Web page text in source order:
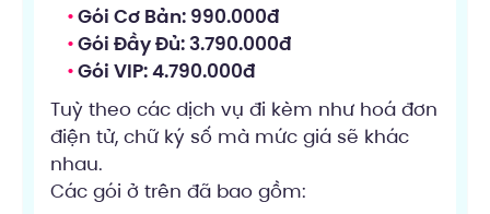
Gói Cơ Bản: 990.000đ
Gói Đầy Đủ: 3.790.000đ
Gói VIP: 4.790.000đ
Tuỳ theo các dịch vụ đi kèm như hoá đơn
điện tử, chữ ký số mà mức giá sẽ khác
nhau.
Các gói ở trên đã bao gồm: